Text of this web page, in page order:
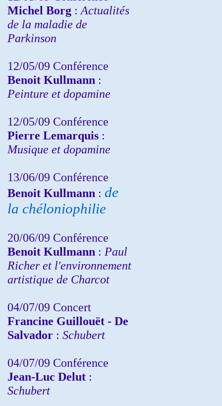
Michel Borg : Actualités
de la maladie de
Parkinson
12/05/09 Conférence
Benoit Kullmann :
Peinture et dopamine
12/05/09 Conférence
Pierre Lemarquis :
Musique et dopamine
13/06/09 Conférence
Benoit Kullmann : de
la chéloniophilie
20/06/09 Conférence
Benoit Kullmann : Paul
Richer et l'environnement
artistique de Charcot
04/07/09 Concert
Francine Guillouët - De
Salvador : Schubert
04/07/09 Conférence
Jean-Luc Delut :
Schubert